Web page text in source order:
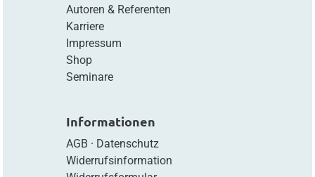
Autoren & Referenten
Karriere
Impressum
Shop
Seminare
Informationen
AGB · Datenschutz
Widerrufsinformation